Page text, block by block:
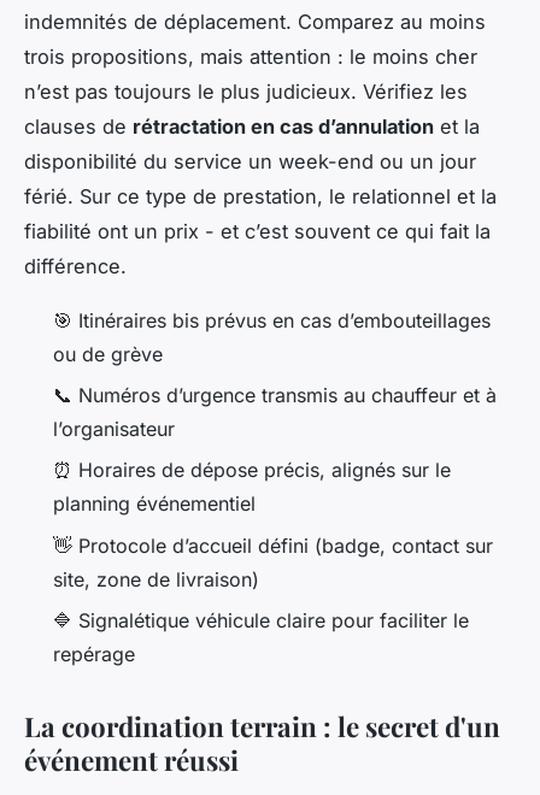
indemnités de déplacement. Comparez au moins
trois propositions, mais attention : le moins cher
n’est pas toujours le plus judicieux. Vérifiez les
clauses de rétractation en cas d’annulation et la
disponibilité du service un week-end ou un jour
férié. Sur ce type de prestation, le relationnel et la
fiabilité ont un prix - et c’est souvent ce qui fait la
différence.
🎯 Itinéraires bis prévus en cas d’embouteillages
ou de grève
📞 Numéros d’urgence transmis au chauffeur et à
l’organisateur
⏰ Horaires de dépose précis, alignés sur le
planning événementiel
👋 Protocole d’accueil défini (badge, contact sur
site, zone de livraison)
🔷 Signalétique véhicule claire pour faciliter le
repérage
La coordination terrain : le secret d'un
événement réussi